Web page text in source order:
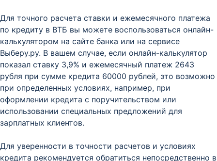
Для точного расчета ставки и ежемесячного платежа
по кредиту в ВТБ вы можете воспользоваться онлайн-
калькулятором на сайте банка или на сервисе
Выберу.ру. В вашем случае, если онлайн-калькулятор
показал ставку 3,9% и ежемесячный платеж 2643
рубля при сумме кредита 60000 рублей, это возможно
при определенных условиях, например, при
оформлении кредита с поручительством или
использовании специальных предложений для
зарплатных клиентов.
Для уверенности в точности расчетов и условиях
кредита рекомендуется обратиться непосредственно в